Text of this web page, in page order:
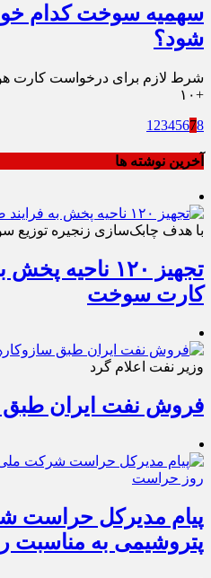
سهمیه سوخت کدام
شود؟
شرط لازم برای درخواست کارت
+۱۰
1 2345678
آخرین نوشته ها
با هدف چابک‌سازی زنجیره توزیع
تجهیز ۱۲۰
کارت سوخت
وزیر نفت اعلام گرد
فروش نفت ایران طبق
پیام مدیرکل حراست
پتروشیمی به